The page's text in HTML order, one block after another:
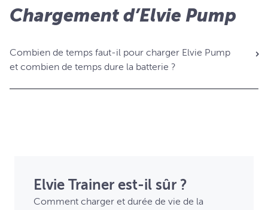
Chargement d’Elvie Pump
Combien de temps faut-il pour charger Elvie Pump
et combien de temps dure la batterie ?
Elvie Trainer est-il sûr ?
Comment charger et durée de vie de la